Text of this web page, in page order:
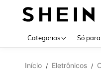
Categorias Só
Início / Eletrônicos /